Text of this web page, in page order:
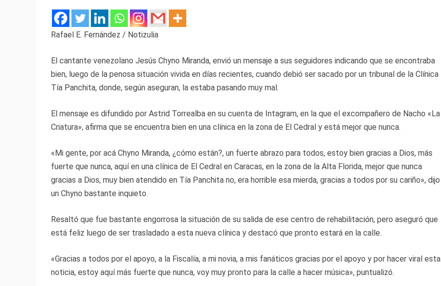
Rafael E. Fernández / Notizulia
El cantante venezolano Jesús Chyno Miranda, envió un mensaje a sus seguidores indicando que se encontraba
bien, luego de la penosa situación vivida en días recientes, cuando debió ser sacado por un tribunal de la Clínica
Tía Panchita, donde, según aseguran, la estaba pasando muy mal.
El mensaje es difundido por Astrid Torrealba en su cuenta de Intagram, en la que el excompañero de Nacho «La
Criatura», afirma que se encuentra bien en una clínica en la zona de El Cedral y está mejor que nunca.
«Mi gente, por acá Chyno Miranda, ¿cómo están?, un fuerte abrazo para todos, estoy bien gracias a Dios, más
fuerte que nunca, aquí en una clínica de El Cedral en Caracas, en la zona de la Alta Florida, mejor que nunca
gracias a Dios, muy bien atendido en Tía Panchita no, era horrible esa mierda, gracias a todos por su cariño», dijo
un Chyno bastante inquieto.
Resaltó que fue bastante engorrosa la situación de su salida de ese centro de rehabilitación, pero aseguró que
está feliz luego de ser trasladado a esta nueva clínica y destacó que pronto estará en la calle.
«Gracias a todos por el apoyo, a la Fiscalía, a mi novia, a mis fanáticos gracias por el apoyo y por hacer viral esta
noticia, estoy aquí más fuerte que nunca, voy muy pronto para la calle a hacer música», puntualizó.